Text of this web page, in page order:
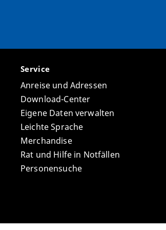
Service
Anreise und Adressen
Download-Center
Eigene Daten verwalten
Leichte Sprache
Merchandise
Rat und Hilfe in Notfällen
Personensuche